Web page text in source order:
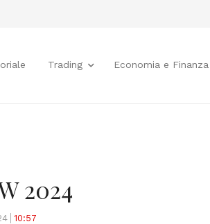
Trading Economia e Finanza
2024
10:57